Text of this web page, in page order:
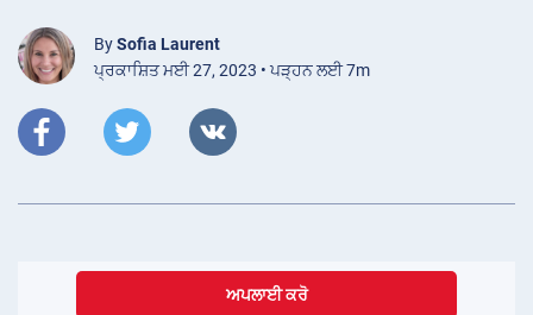
BySofia Laurent
ਪ੍ਰਕਾਸ਼ਿਤ ਮਈ 27, 2023 • ਪੜ੍ਹਨ ਲਈ 7m
ਅਪਲਾਈ ਕਰੋ